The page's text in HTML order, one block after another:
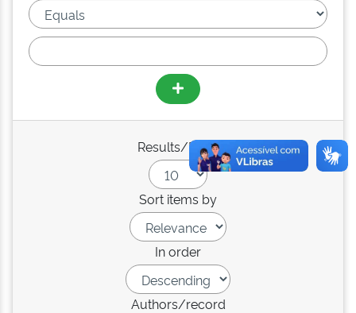
Results/Page
Sort items by
In order
Authors/record